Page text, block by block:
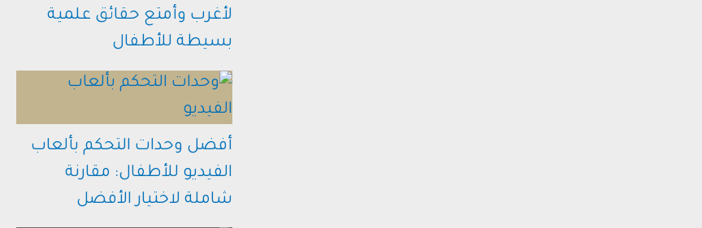
لأغرب وأمتع حقائق علمية
بسيطة للأطفال
أفضل وحدات التحكم بألعاب
الفيديو للأطفال: مقارنة
شاملة لاختيار الأفضل